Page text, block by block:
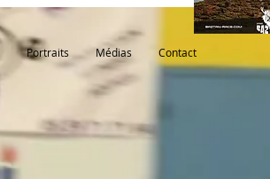
Portraits Médias Contact